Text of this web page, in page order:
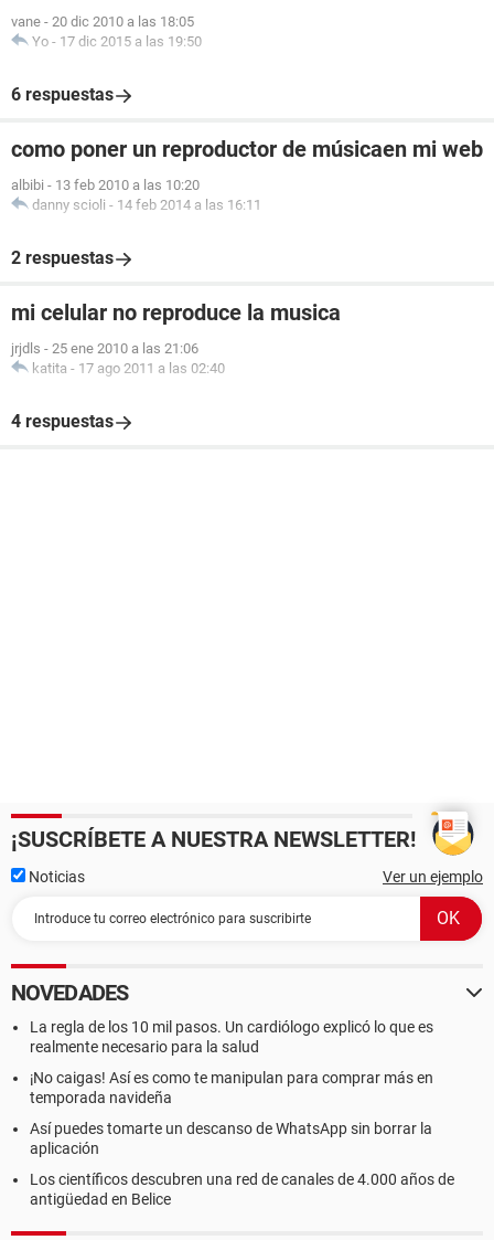
vane - 20 dic 2010 a las 18:05
Yo - 17 dic 2015 a las 19:50
6 respuestas
como poner un reproductor de músicaen mi web
albibi - 13 feb 2010 a las 10:20
danny scioli - 14 feb 2014 a las 16:11
2 respuestas
mi celular no reproduce la musica
jrjdls - 25 ene 2010 a las 21:06
katita - 17 ago 2011 a las 02:40
4 respuestas
¡SUSCRÍBETE A NUESTRA NEWSLETTER!
Noticias Ver un ejemplo
NOVEDADES
La regla de los 10 mil pasos. Un cardiólogo explicó lo que es
realmente necesario para la salud
¡No caigas! Así es como te manipulan para comprar más en
temporada navideña
Así puedes tomarte un descanso de WhatsApp sin borrar la
aplicación
Los científicos descubren una red de canales de 4.000 años de
antigüedad en Belice